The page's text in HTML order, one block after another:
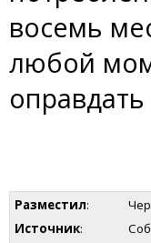
восемь
любой
Разместил:
Источник: